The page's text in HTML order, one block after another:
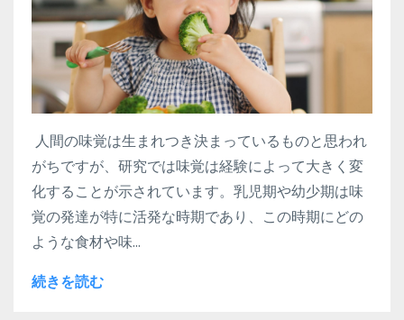
人間の味覚は生まれつき決まっているものと思われ
がちですが、研究では味覚は経験によって大きく変
化することが示されています。乳児期や幼少期は味
覚の発達が特に活発な時期であり、この時期にどの
ような食材や味...
続きを読む